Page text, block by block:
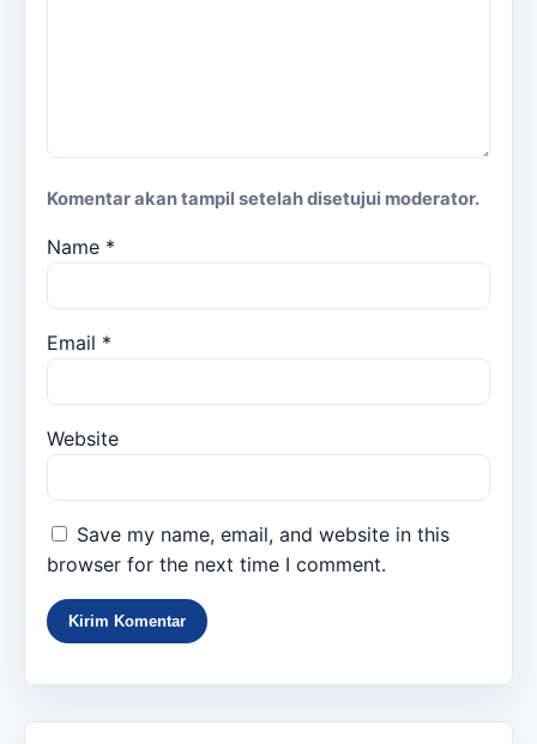
Komentar akan tampil setelah disetujui moderator.
Name *
Email *
Website
Save my name, email, and website in this
browser for the next time I comment.